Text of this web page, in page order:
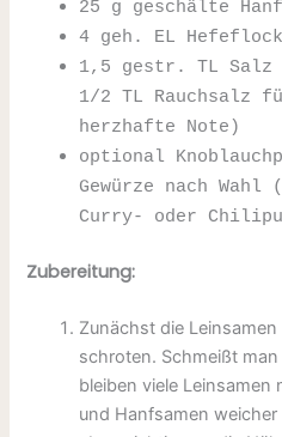
25 g geschälte
4 geh. EL
1,5 gestr. TL Salz
1/2 TL Rauchsalz
herzhafte Note)
optional
Gewürze nach
Curry- oder
Zubereitung:
Zunächst die
schroten. Schmeißt
bleiben viele Leinsamen
und Hanfsamen